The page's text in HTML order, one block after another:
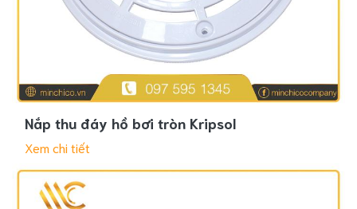
Nắp thu đáy hồ bơi tròn Kripsol
Xem chi tiết